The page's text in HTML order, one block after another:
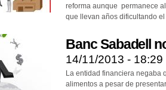
reforma aunque permanece
que llevan años dificultando
Banc Sabadell
14/11/2013 - 18:29
La entidad financiera negaba
alimentos a pesar de